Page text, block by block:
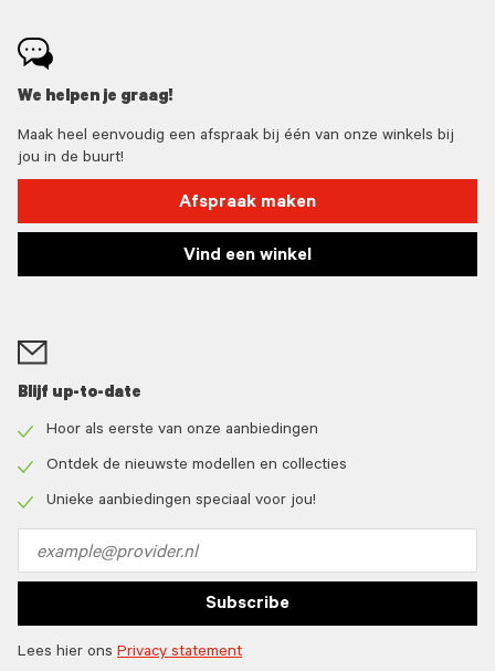
We helpen je graag!
Maak heel eenvoudig een afspraak bij één van onze winkels bij
jou in de buurt!
Afspraak maken
Vind een winkel
Blijf up-to-date
icon
Hoor als eerste van onze aanbiedingen
icon
Ontdek de nieuwste modellen en collecties
Unieke aanbiedingen speciaal voor jou!
address
Subscribe
Lees hier ons Privacy statement